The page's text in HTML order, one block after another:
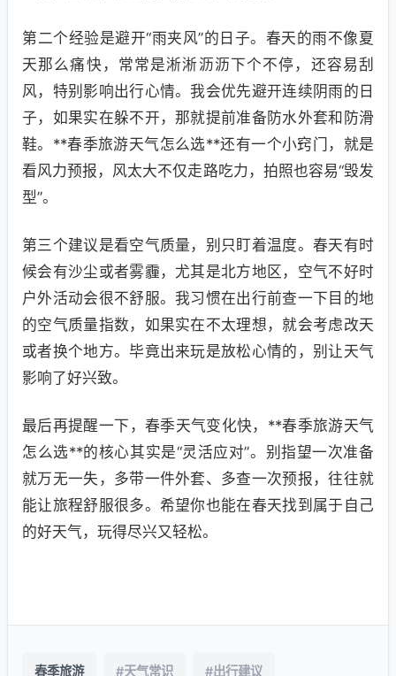
第二个经验是避开“雨夹风”的日子。春天的雨不像夏
天那么痛快，常常是淅淅沥沥下个不停，还容易刮
风，特别影响出行心情。我会优先避开连续阴雨的日
子，如果实在躲不开，那就提前准备防水外套和防滑
鞋。**春季旅游天气怎么选**还有一个小窍门，就是
看风力预报，风太大不仅走路吃力，拍照也容易“毁发
型”。
第三个建议是看空气质量，别只盯着温度。春天有时
候会有沙尘或者雾霾，尤其是北方地区，空气不好时
户外活动会很不舒服。我习惯在出行前查一下目的地
的空气质量指数，如果实在不太理想，就会考虑改天
或者换个地方。毕竟出来玩是放松心情的，别让天气
影响了好兴致。
最后再提醒一下，春季天气变化快，**春季旅游天气
怎么选**的核心其实是“灵活应对”。别指望一次准备
就万无一失，多带一件外套、多查一次预报，往往就
能让旅程舒服很多。希望你也能在春天找到属于自己
的好天气，玩得尽兴又轻松。
春季旅游 #天气常识 #出行建议